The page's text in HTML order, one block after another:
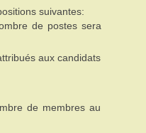
suivantes:
de postes sera
aux candidats
de membres au